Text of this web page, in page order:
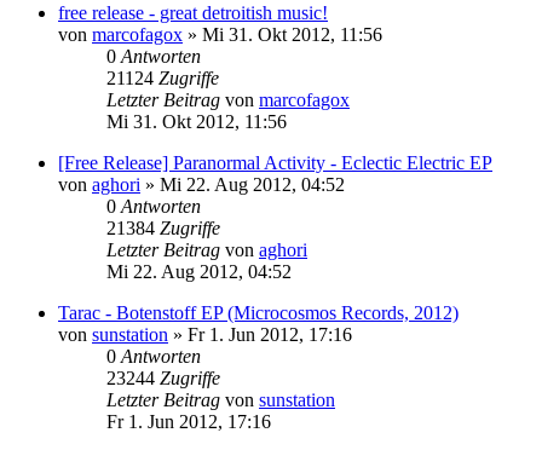
free release - great detroitish music!
von marcofagox » Mi 31. Okt 2012, 11:56
0 Antworten
21124 Zugriffe
Letzter Beitrag von marcofagox
Mi 31. Okt 2012, 11:56
[Free Release] Paranormal Activity - Eclectic Electric EP
von aghori » Mi 22. Aug 2012, 04:52
0 Antworten
21384 Zugriffe
Letzter Beitrag von aghori
Mi 22. Aug 2012, 04:52
Tarac - Botenstoff EP (Microcosmos Records, 2012)
von sunstation » Fr 1. Jun 2012, 17:16
0 Antworten
23244 Zugriffe
Letzter Beitrag von sunstation
Fr 1. Jun 2012, 17:16